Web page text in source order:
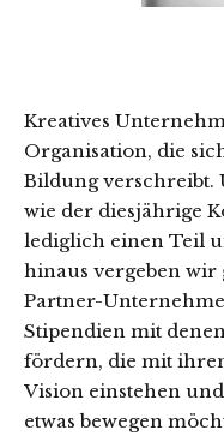
Kreatives
Organisation, die
Bildung verschreibt.
wie der diesjährige
lediglich einen Teil
hinaus vergeben wir
Partner-
Stipendien mit
fördern, die mit
Vision einstehen
etwas bewegen